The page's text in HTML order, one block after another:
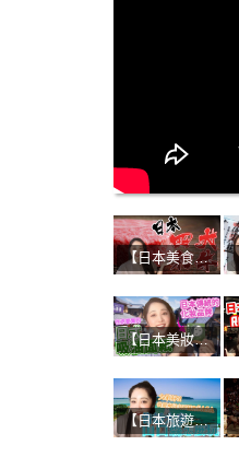
【日本美食】美食家讚不絕口！四大和牛的魅力是什麼？
【日本美妝】日本人的美肌秘訣！京都必買化妝品：優佳雅 YOJIYA！！
【日本旅遊】來自山口縣的SASA！推薦日本的吃喝玩樂